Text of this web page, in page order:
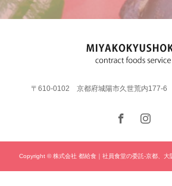
〒610-0102 京都府城陽市久世荒内177-
Copyright © 株式会社 都給食｜社員食堂の委託-京都、大